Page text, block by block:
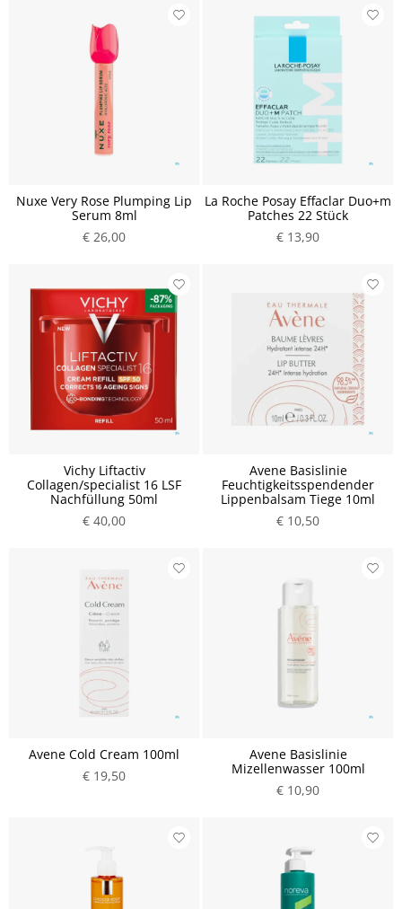
Nuxe Very Rose Plumping Lip
Serum 8ml
€ 26,00
La Roche Posay Effaclar Duo+m
Patches 22 Stück
€ 13,90
Vichy Liftactiv
Collagen/specialist 16 LSF
Nachfüllung 50ml
€ 40,00
Avene Basislinie
Feuchtigkeitsspendender
Lippenbalsam Tiege 10ml
€ 10,50
Avene Cold Cream 100ml
€ 19,50
Avene Basislinie
Mizellenwasser 100ml
€ 10,90